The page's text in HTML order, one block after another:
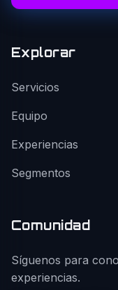
Explorar
Servicios
Equipo
Experiencias
Segmentos
Comunidad
Síguenos para
experiencias.